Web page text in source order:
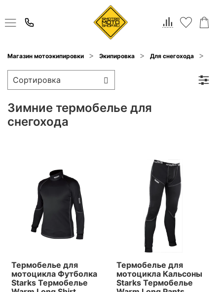
Магазин мотоэкипировки Экипировка Для снегохода
Зимние термобелье для
снегохода
Термобелье для
мотоцикла Футболка
Starks Термобелье
Термобелье для
мотоцикла Кальсоны
Starks Термобелье